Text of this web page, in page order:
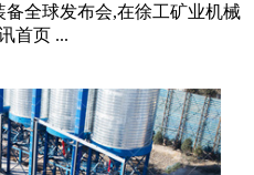
全球发布会,在徐工矿业机械
首页 ...